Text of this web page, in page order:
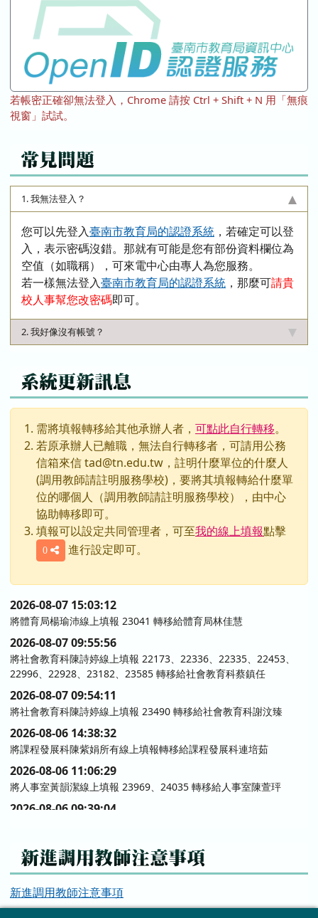
若帳密正確卻無法登入，Chrome 請按 Ctrl + Shift + N 用「無痕
視窗」試試。
常見問題
1. 我無法登入？
您可以先登入臺南市教育局的認證系統 ，若確定可以登
入，表示密碼沒錯。那就有可能是您有部份資料欄位為
空值（如職稱），可來電中心由專人為您服務。
若一樣無法登入臺南市教育局的認證系統 ，那麼可請貴
校人事幫您改密碼即可。
2. 我好像沒有帳號？
系統更新訊息
需將填報轉移給其他承辦人者， 可點此自行轉移。
若原承辦人已離職，無法自行轉移者，可請用公務
信箱來信 tad@tn.edu.tw，註明什麼單位的什麼人
(調用教師請註明服務學校)，要將其填報轉給什麼單
位的哪個人（調用教師請註明服務學校），由中心
協助轉移即可。
填報可以設定共同管理者，可至我的線上填報點擊
0 進行設定即可。
2026-08-07 15:03:12
將體育局楊瑜沛線上填報 23041 轉移給體育局林佳慧
2026-08-07 09:55:56
將社會教育科陳詩婷線上填報 22173、22336、22335、22453、
22996、22928、23182、23585 轉移給社會教育科蔡鎮任
2026-08-07 09:54:11
將社會教育科陳詩婷線上填報 23490 轉移給社會教育科謝汶臻
2026-08-06 14:38:32
將課程發展科陳紫娟所有線上填報轉移給課程發展科連培茹
2026-08-06 11:06:29
將人事室黃韻潔線上填報 23969、24035 轉移給人事室陳萱玶
2026-08-06 09:39:04
2026-08-06 09:38:41
將林姿燕線上填報 21488 轉移給學輔校安科鄭伊婷
2026-08-05 20:12:17
將陳盈全線上填報 23920 轉移給課程發展科丁碧華
新進調用教師注意事項
新進調用教師注意事項